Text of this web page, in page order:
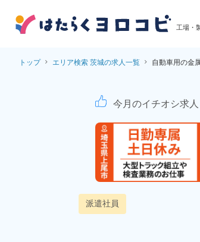
工場・
トップ エリア検索 茨城の求人一覧 自動車用の金
自動車用の
今月のイチオシ求人
派遣社員